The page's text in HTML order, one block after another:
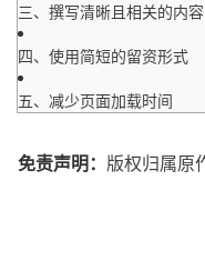
三、撰写清晰且相关的内容
四、使用简短的留资形式
五、减少页面加载时间
免责声明： 版权归属原